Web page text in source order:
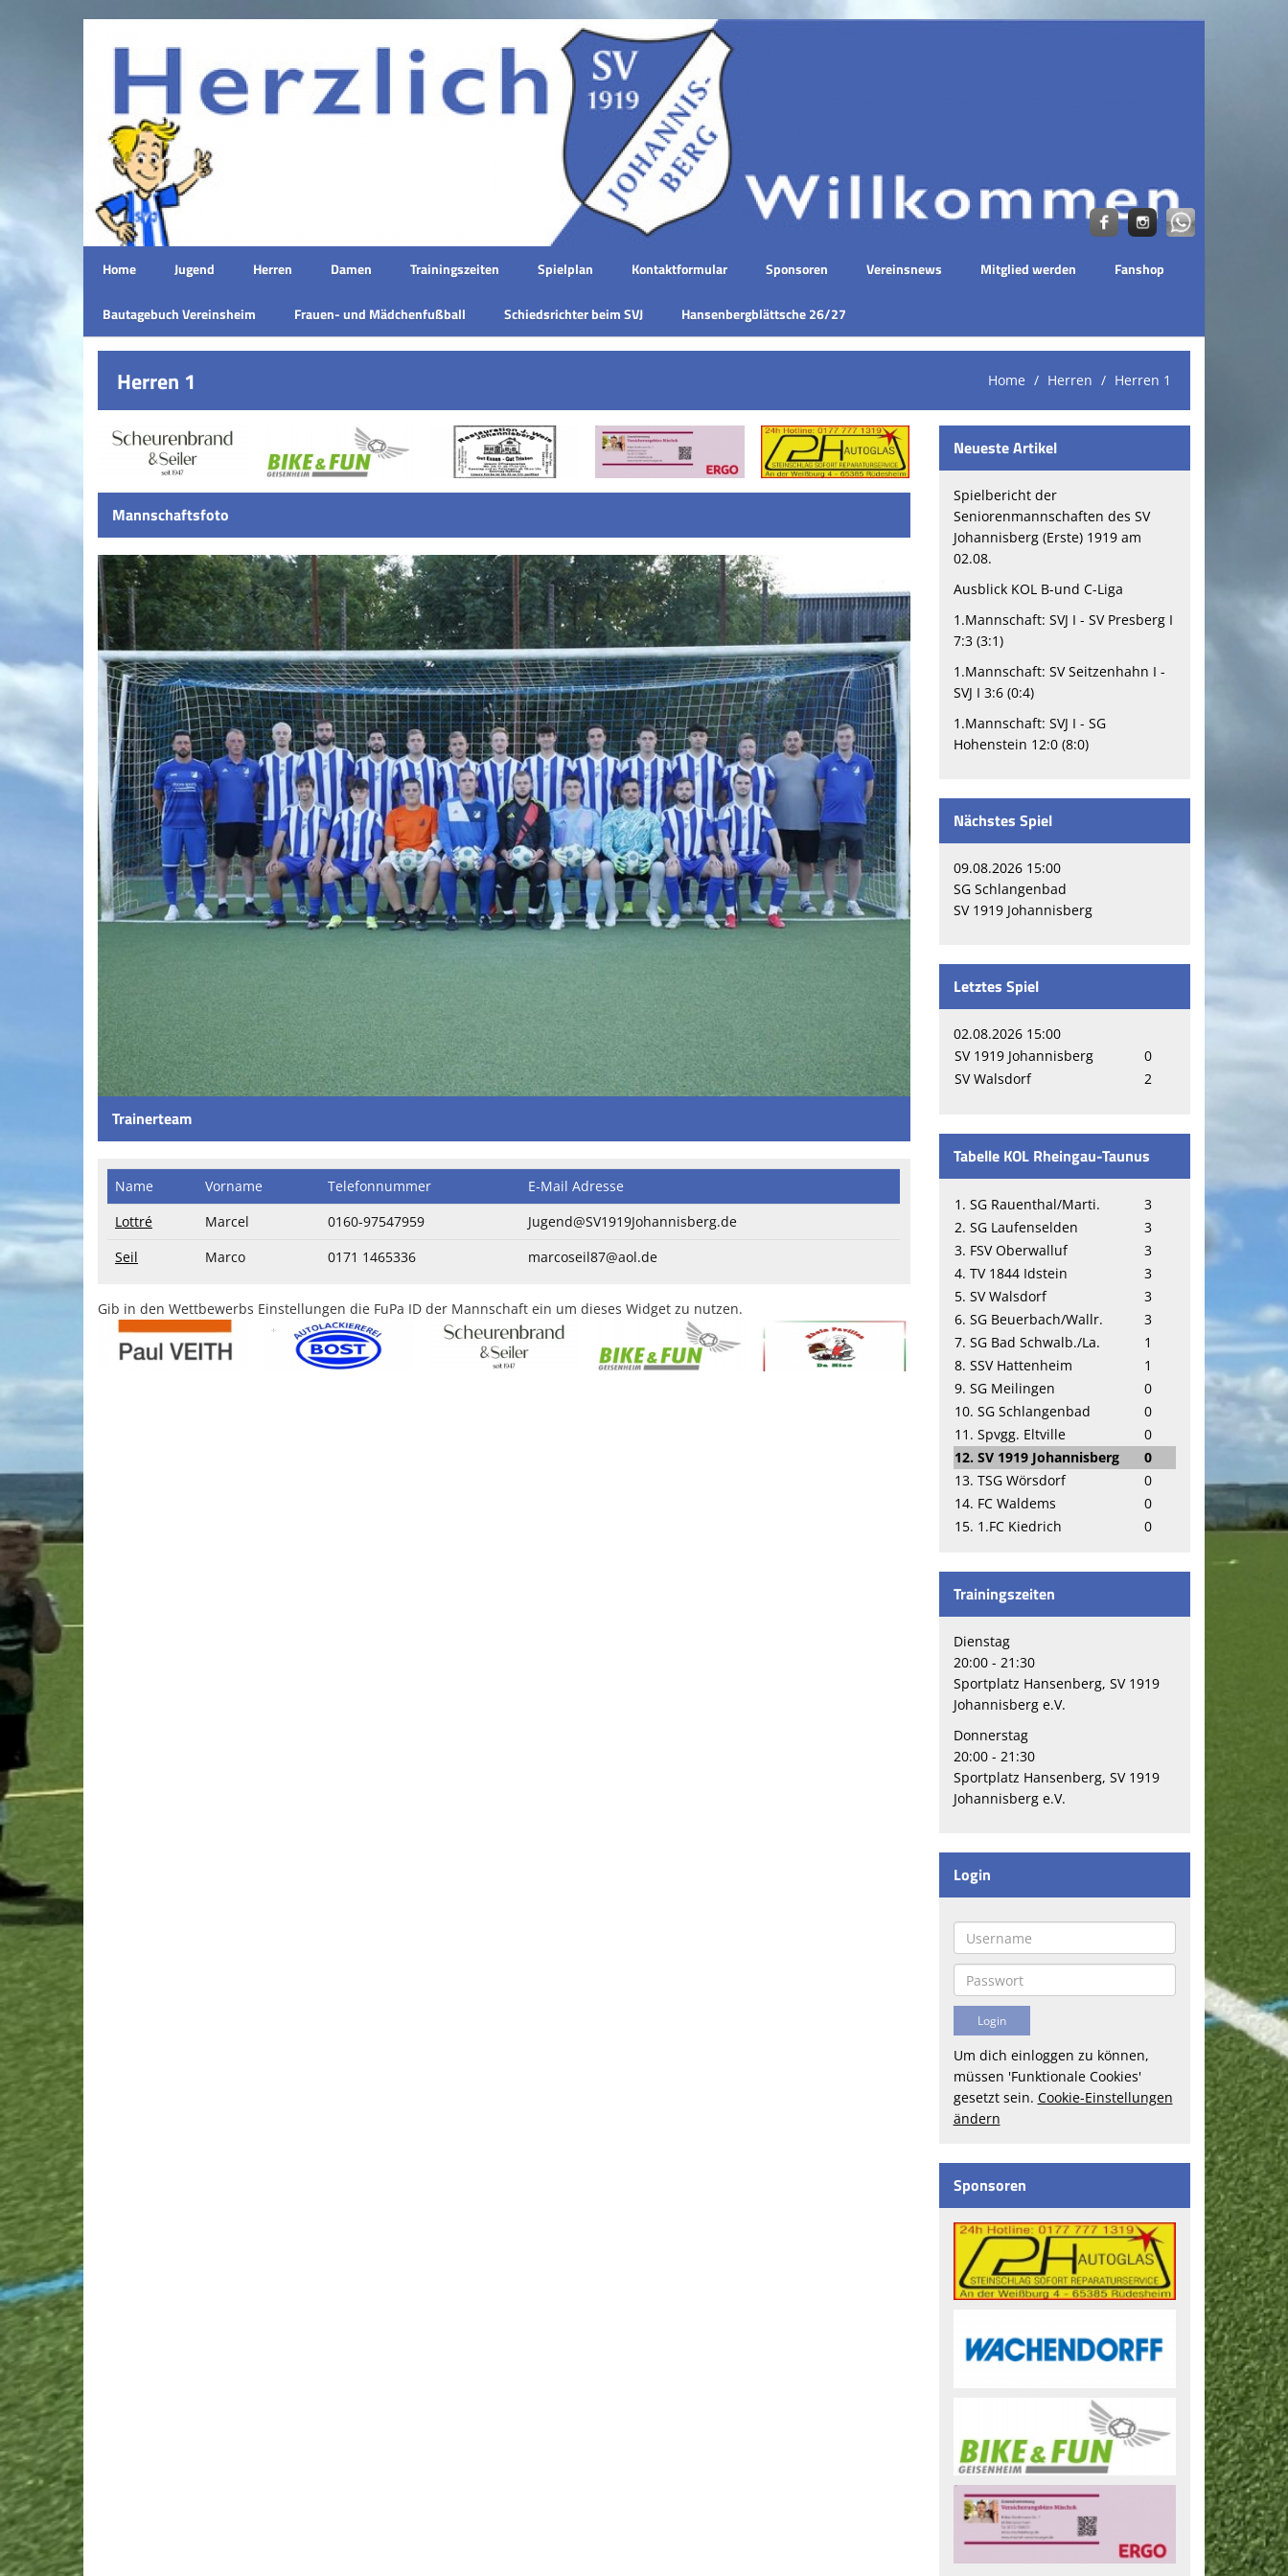
Home Jugend Herren Damen Trainingszeiten Spielplan Kontaktformular Sponsoren Vereinsnews Mitglied werden Fanshop
Bautagebuch Vereinsheim Frauen- und Mädchenfußball Schiedsrichter beim SVJ Hansenbergblättsche 26/27
Herren 1 Home Herren Herren 1
Mannschaftsfoto
Trainerteam
Name Vorname Telefon​nummer
E-Mail Adresse
Lottré
Marcel 0160-97547959
Jugend@SV1919Johannisberg.de
Seil
Marco 0171 1465336 marcoseil87@aol.de
Gib in den Wettbewerbs Einstellungen die FuPa ID der Mannschaft ein um dieses Widget zu nutzen.
Neueste Artikel
Spielbericht der
Seniorenmannschaften des SV
Johannisberg (Erste) 1919 am
02.08.
Ausblick KOL B-und C-Liga
1.Mannschaft: SVJ I - SV Presberg I
7:3 (3:1)
1.Mannschaft: SV Seitzenhahn I -
SVJ I 3:6 (0:4)
1.Mannschaft: SVJ I - SG
Hohenstein 12:0 (8:0)
Nächstes Spiel
09.08.2026 15:00
SG Schlangenbad
SV 1919 Johannisberg
Letztes Spiel
02.08.2026 15:00
SV 1919 Johannisberg
0
SV Walsdorf
2
Tabelle KOL Rheingau-Taunus
1. SG Rauenthal/Marti.
3
2. SG Laufenselden
3
3. FSV Oberwalluf
3
4. TV 1844 Idstein
3
5. SV Walsdorf
3
6. SG Beuerbach/Wallr.
3
7. SG Bad Schwalb./La.
1
8. SSV Hattenheim
1
9. SG Meilingen
0
10. SG Schlangenbad
0
11. Spvgg. Eltville
0
12. SV 1919 Johannisberg
0
13. TSG Wörsdorf
0
14. FC Waldems
0
15. 1.FC Kiedrich
0
Trainingszeiten
Dienstag
20:00 - 21:30
Sportplatz Hansenberg, SV 1919
Johannisberg e.V.
Donnerstag
20:00 - 21:30
Sportplatz Hansenberg, SV 1919
Johannisberg e.V.
Login
Um dich einloggen zu können,
müssen 'Funktionale Cookies'
gesetzt sein. Cookie-Einstellungen
ändern
Sponsoren